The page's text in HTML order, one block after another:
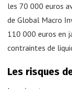
les 70 000 euros
de Global Macro
110 000 euros en
contraintes de
Les risques